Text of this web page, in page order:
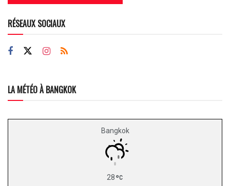
RÉSEAUX SOCIAUX
LA MÉTÉO À BANGKOK
Bangkok
28